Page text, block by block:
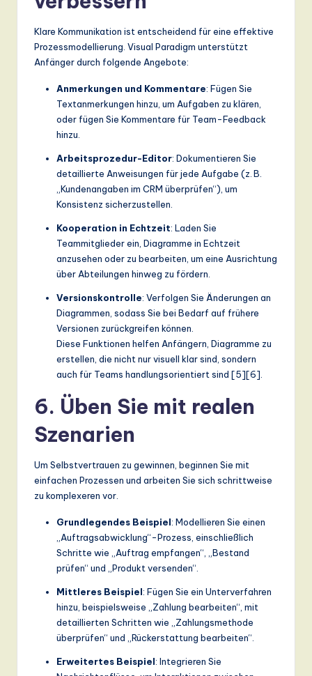
Klare Kommunikation ist entscheidend für eine effektive
Prozessmodellierung. Visual Paradigm unterstützt
Anfänger durch folgende Angebote:
Anmerkungen und Kommentare: Fügen Sie
Textanmerkungen hinzu, um Aufgaben zu klären,
oder fügen Sie Kommentare für Team-Feedback
hinzu.
Arbeitsprozedur-Editor: Dokumentieren Sie
detaillierte Anweisungen für jede Aufgabe (z. B.
„Kundenangaben im CRM überprüfen“), um
Konsistenz sicherzustellen.
Kooperation in Echtzeit: Laden Sie
Teammitglieder ein, Diagramme in Echtzeit
anzusehen oder zu bearbeiten, um eine Ausrichtung
über Abteilungen hinweg zu fördern.
Versionskontrolle: Verfolgen Sie Änderungen an
Diagrammen, sodass Sie bei Bedarf auf frühere
Versionen zurückgreifen können.
Diese Funktionen helfen Anfängern, Diagramme zu
erstellen, die nicht nur visuell klar sind, sondern
auch für Teams handlungsorientiert sind [5][6].
6. Üben Sie mit realen
Szenarien
Um Selbstvertrauen zu gewinnen, beginnen Sie mit
einfachen Prozessen und arbeiten Sie sich schrittweise
zu komplexeren vor.
Grundlegendes Beispiel: Modellieren Sie einen
„Auftragsabwicklung“-Prozess, einschließlich
Schritte wie „Auftrag empfangen“, „Bestand
prüfen“ und „Produkt versenden“.
Mittleres Beispiel: Fügen Sie ein Unterverfahren
hinzu, beispielsweise „Zahlung bearbeiten“, mit
detaillierten Schritten wie „Zahlungsmethode
überprüfen“ und „Rückerstattung bearbeiten“.
Erweitertes Beispiel: Integrieren Sie